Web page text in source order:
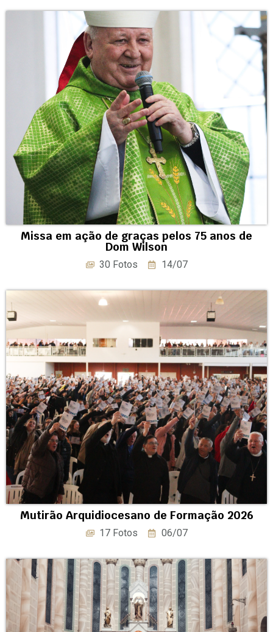
Missa em ação de graças pelos 75 anos de
Dom Wilson
30 Fotos 14/07
Mutirão Arquidiocesano de Formação 2026
17 Fotos 06/07